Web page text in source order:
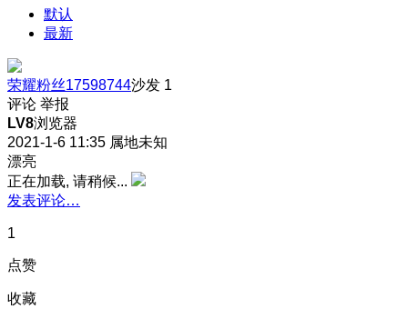
默认
最新
荣耀粉丝17598744沙发 1
评论 举报
LV8浏览器
2021-1-6 11:35 属地未知
漂亮
正在加载, 请稍候...
发表评论…
1
点赞
收藏